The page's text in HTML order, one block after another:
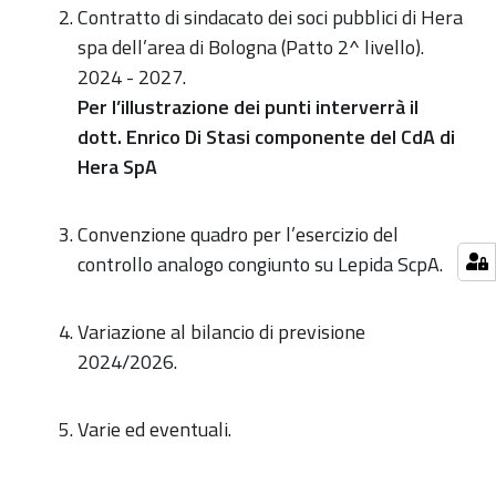
Contratto di sindacato dei soci pubblici di Hera
spa dell’area di Bologna (Patto 2^ livello).
2024 - 2027.
Per l’illustrazione dei punti interverràil
dott. Enrico Di Stasi componente del CdA di
Hera SpA
Convenzione quadro per l’esercizio del
controllo analogo congiunto su Lepida ScpA.
Variazione al bilancio di previsione
2024/2026.
Varie ed eventuali.